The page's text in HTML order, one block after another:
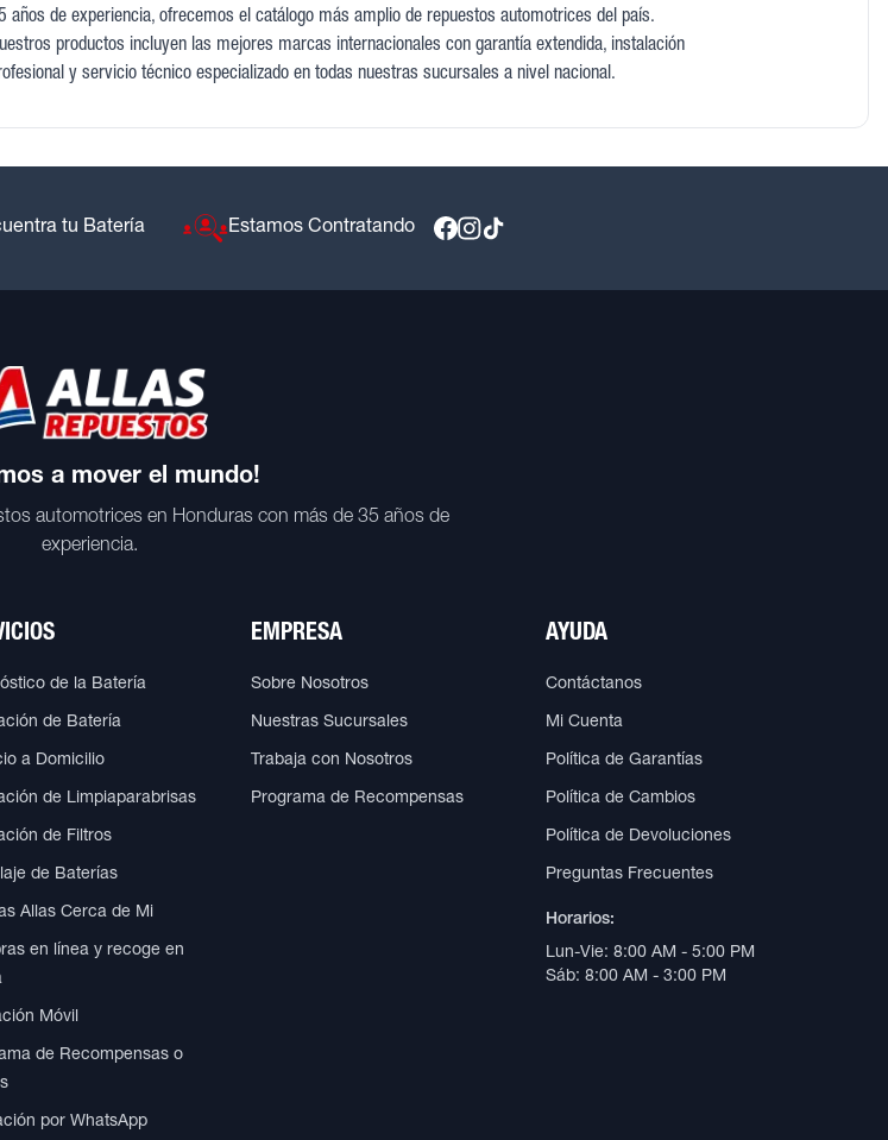
años de experiencia, ofrecemos el catálogo más amplio de repuestos automotrices del país.
productos incluyen las mejores marcas internacionales con garantía extendida, instalación
y servicio técnico especializado en todas nuestras sucursales a nivel nacional.
tu Batería Estamos Contratando
a mover el mundo!
automotrices en Honduras con más de 35 años de
experiencia.
de la Batería
de Batería
a Domicilio
de Limpiaparabrisas
de Filtros
de Baterías
Allas Cerca de Mi
en línea y recoge en
Móvil
de Recompensas o
por WhatsApp
EMPRESA
Sobre Nosotros
Nuestras Sucursales
Trabaja con Nosotros
Programa de Recompensas
AYUDA
Contáctanos
Mi Cuenta
Política de Garantías
Política de Cambios
Política de Devoluciones
Preguntas Frecuentes
Horarios:
Lun-Vie: 8:00 AM - 5:00 PM
Sáb: 8:00 AM - 3:00 PM